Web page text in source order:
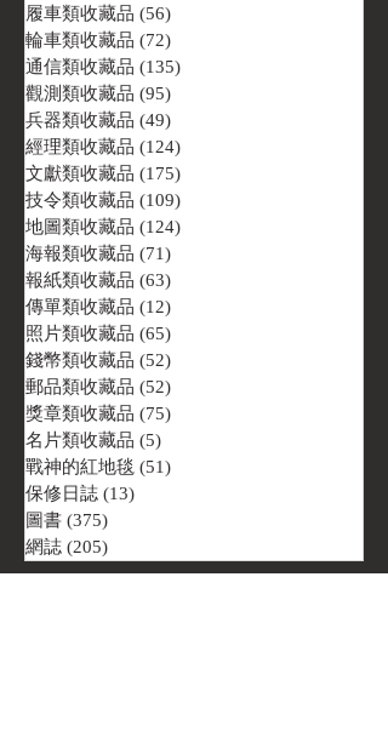
履車類收藏品 (56)
輪車類收藏品 (72)
通信類收藏品 (135)
觀測類收藏品 (95)
兵器類收藏品 (49)
經理類收藏品 (124)
文獻類收藏品 (175)
技令類收藏品 (109)
地圖類收藏品 (124)
海報類收藏品 (71)
報紙類收藏品 (63)
傳單類收藏品 (12)
照片類收藏品 (65)
錢幣類收藏品 (52)
郵品類收藏品 (52)
獎章類收藏品 (75)
名片類收藏品 (5)
戰神的紅地毯 (51)
保修日誌 (13)
圖書 (375)
網誌 (205)